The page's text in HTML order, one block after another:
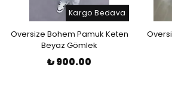
Kargo Bedava
Oversize Bohem Pamuk Keten
Beyaz Gömlek
₺ 900.00